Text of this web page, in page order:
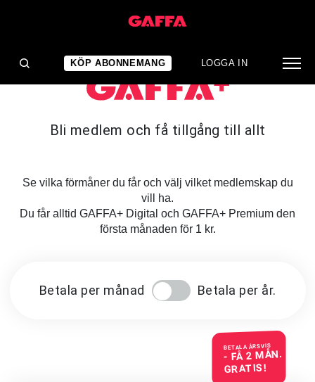
KÖP ABONNEMANG LOGGA IN
Bli medlem och få tillgång till allt
Se vilka förmåner du får och välj vilket medlemskap du
vill ha.
Du får alltid GAFFA+ Digital och GAFFA+ Premium den
första månaden för 1 kr.
Betala per månad Betala per år.
BETALA ÅRSVIS
- FÅ 2 MÅN.
GRATIS!